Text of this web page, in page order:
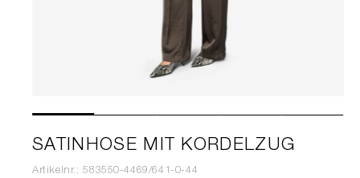
SATINHOSE MIT KORDELZUG
Artikelnr.: 583550-4469/641-0-44